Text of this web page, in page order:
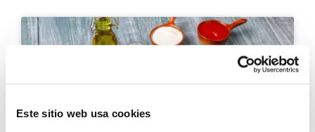
Este sitio web usa cookies